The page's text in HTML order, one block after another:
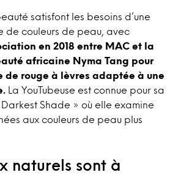
satisfont les besoins d’une
de couleurs de peau, avec
en 2018 entre MAC et la
africaine Nyma Tang pour
de rouge à lèvres adaptée à une
La YouTubeuse est connue pour sa
Shade » où elle examine
aux couleurs de peau plus
naturels sont à